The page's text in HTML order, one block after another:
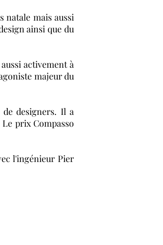
natale mais aussi
ainsi que du
activement à
majeur du
de designers. Il a
prix Compasso
l'ingénieur Pier